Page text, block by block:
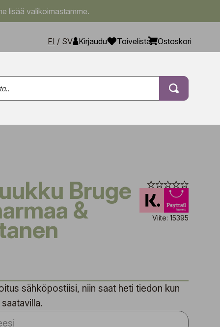
lisää valikoimastamme.
FI / SV Kirjaudu Toivelista Ostoskori
& Viite: 15395
sähköpostiisi, niin saat heti tiedon kun